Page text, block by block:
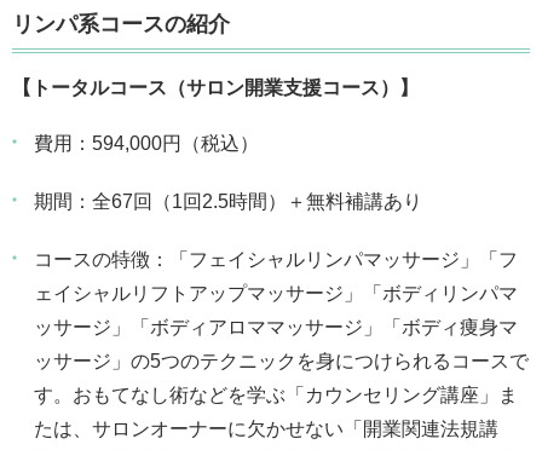
リンパ系コースの紹介
【トータルコース（サロン開業支援コース）】
費用：594,000円（税込）
期間：全67回（1回2.5時間）＋無料補講あり
コースの特徴：「フェイシャルリンパマッサージ」「フ
ェイシャルリフトアップマッサージ」「ボディリンパマ
ッサージ」「ボディアロママッサージ」「ボディ痩身マ
ッサージ」の5つのテクニックを身につけられるコースで
す。おもてなし術などを学ぶ「カウンセリング講座」ま
たは、サロンオーナーに欠かせない「開業関連法規講